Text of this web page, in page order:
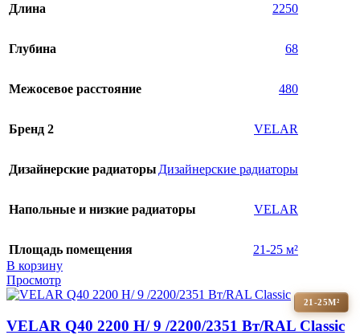
Длина 2250
Глубина 68
Межосевое расстояние 480
Бренд 2 VELAR
Дизайнерские радиаторы Дизайнерские радиаторы
Напольные и низкие радиаторы VELAR
Площадь помещения
21-25 м²
В корзину
Просмотр
21-25М²
VELAR Q40 2200 H/ 9 /2200/2351 Вт/RAL Classic